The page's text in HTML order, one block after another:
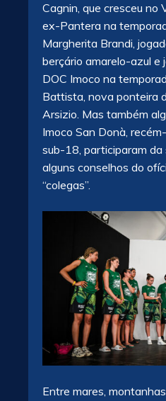
Cagnin, que cresceu no
ex-Pantera na
Margherita Brandi,
berçário amarelo-azul e
DOC Imoco na
Battista, nova ponteira
Arsizio. Mas também
Imoco San Donà,
sub-18, participaram
alguns conselhos do
“colegas”.
Entre mares,